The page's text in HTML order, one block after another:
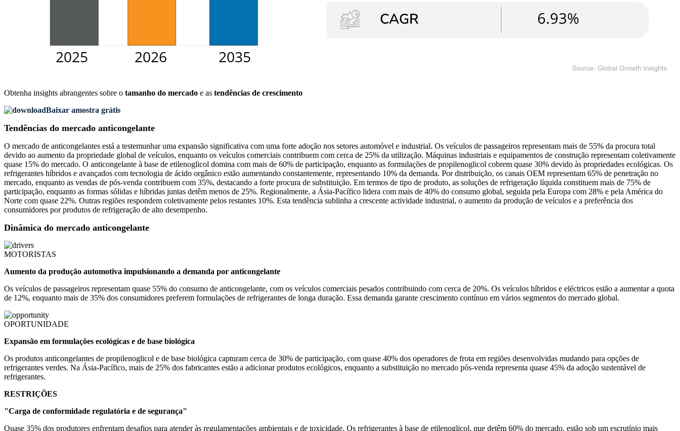
Obtenha insights abrangentes sobre o tamanho do mercado e as tendências de crescimento
Baixar amostra grátis
Tendências do mercado anticongelante
O mercado de anticongelantes está a testemunhar uma expansão significativa com uma forte adoção nos setores automóvel e industrial. Os veículos de passageiros representam mais de 55% da procura total
devido ao aumento da propriedade global de veículos, enquanto os veículos comerciais contribuem com cerca de 25% da utilização. Máquinas industriais e equipamentos de construção representam coletivamente
quase 15% do mercado. O anticongelante à base de etilenoglicol domina com mais de 60% de participação, enquanto as formulações de propilenoglicol cobrem quase 30% devido às propriedades ecológicas. Os
refrigerantes híbridos e avançados com tecnologia de ácido orgânico estão aumentando constantemente, representando 10% da demanda. Por distribuição, os canais OEM representam 65% de penetração no
mercado, enquanto as vendas de pós-venda contribuem com 35%, destacando a forte procura de substituição. Em termos de tipo de produto, as soluções de refrigeração líquida constituem mais de 75% de
participação, enquanto as formas sólidas e híbridas juntas detêm menos de 25%. Regionalmente, a Ásia-Pacífico lidera com mais de 40% do consumo global, seguida pela Europa com 28% e pela América do
Norte com quase 22%. Outras regiões respondem coletivamente pelos restantes 10%. Esta tendência sublinha a crescente actividade industrial, o aumento da produção de veículos e a preferência dos
consumidores por produtos de refrigeração de alto desempenho.
Dinâmica do mercado anticongelante
MOTORISTAS
Aumento da produção automotiva impulsionando a demanda por anticongelante
Os veículos de passageiros representam quase 55% do consumo de anticongelante, com os veículos comerciais pesados ​​contribuindo com cerca de 20%. Os veículos híbridos e eléctricos estão a aumentar a quota
de 12%, enquanto mais de 35% dos consumidores preferem formulações de refrigerantes de longa duração. Essa demanda garante crescimento contínuo em vários segmentos do mercado global.
OPORTUNIDADE
Expansão em formulações ecológicas e de base biológica
Os produtos anticongelantes de propilenoglicol e de base biológica capturam cerca de 30% de participação, com quase 40% dos operadores de frota em regiões desenvolvidas mudando para opções de
refrigerantes verdes. Na Ásia-Pacífico, mais de 25% dos fabricantes estão a adicionar produtos ecológicos, enquanto a substituição no mercado pós-venda representa quase 45% da adoção sustentável de
refrigerantes.
RESTRIÇÕES
"Carga de conformidade regulatória e de segurança"
Quase 35% dos produtores enfrentam desafios para atender às regulamentações ambientais e de toxicidade. Os refrigerantes à base de etilenoglicol, que detêm 60% do mercado, estão sob um escrutínio mais